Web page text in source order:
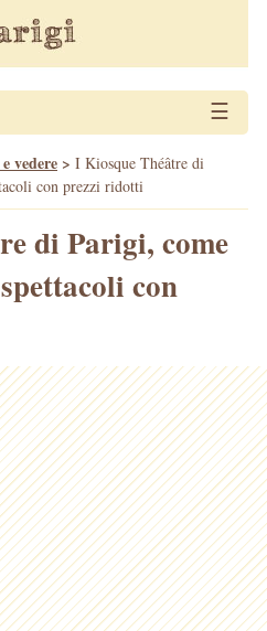
☰
vedere > I Kiosque Théâtre di
con prezzi ridotti
di Parigi, come
con